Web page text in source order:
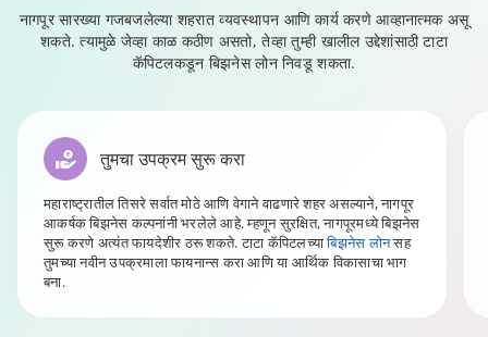
नागपूर सारख्या गजबजलेल्या शहरात व्यवस्थापन आणि कार्य करणे आव्हानात्मक असू
शकते. त्यामुळे जेव्हा काळ कठीण असतो, तेव्हा तुम्ही खालील उद्देशांसाठी टाटा
कॅपिटलकडून बिझनेस लोन निवडू शकता.
तुमचा उपक्रम सुरू करा
महाराष्ट्रातील तिसरे सर्वात मोठे आणि वेगाने वाढणारे शहर असल्याने, नागपूर
आकर्षक बिझनेस कल्पनांनी भरलेले आहे. म्हणून सुरक्षित, नागपूरमध्ये बिझनेस
सुरू करणे अत्यंत फायदेशीर ठरू शकते. टाटा कॅपिटलच्याबिझनेस लोनसह
तुमच्या नवीन उपक्रमाला फायनान्स करा आणि या आर्थिक विकासाचा भाग
बना.